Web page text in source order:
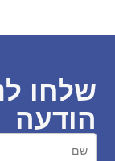
שלחו
הודעה